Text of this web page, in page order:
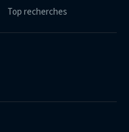
Top recherches